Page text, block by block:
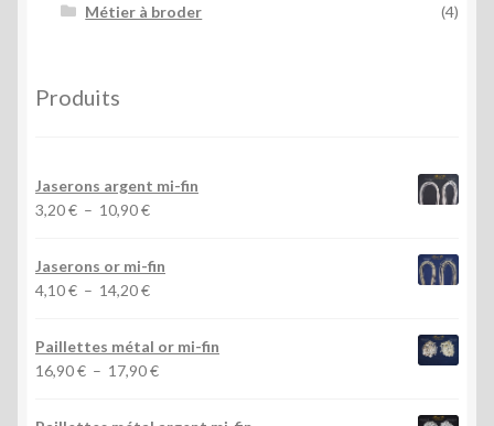
Métier à broder
(4)
Produits
Jaserons argent mi-fin
3,20€ – 10,90€Plage
prix :
3,20 €
Jaserons or mi-fin
4,10€ – 14,20€Plage
prix :
4,10 €
Paillettes métal or mi-fin
16,90€ – 17,90€Plage